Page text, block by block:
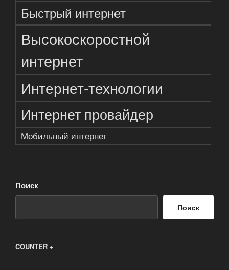
Быстрый интернет
Высокоскоростной
интернет
Интернет-технологии
Интернет провайдер
Мобильный интернет
Поиск
Поиск
COUNTER +